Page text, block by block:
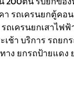
รถเครนยกตู้คอ
ถเครนยกเสาไฟ
เช้าบริการ รถยก
ง ยกรถป้ายแดง